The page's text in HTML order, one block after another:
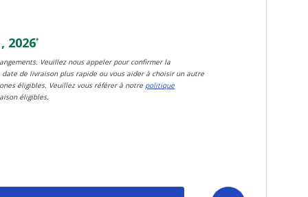
2026*
Veuillez nous appeler pour confirmer la
de livraison plus rapide ou vous aider à choisir un autre
éligibles. Veuillez vous référer à notre politique
éligibles.